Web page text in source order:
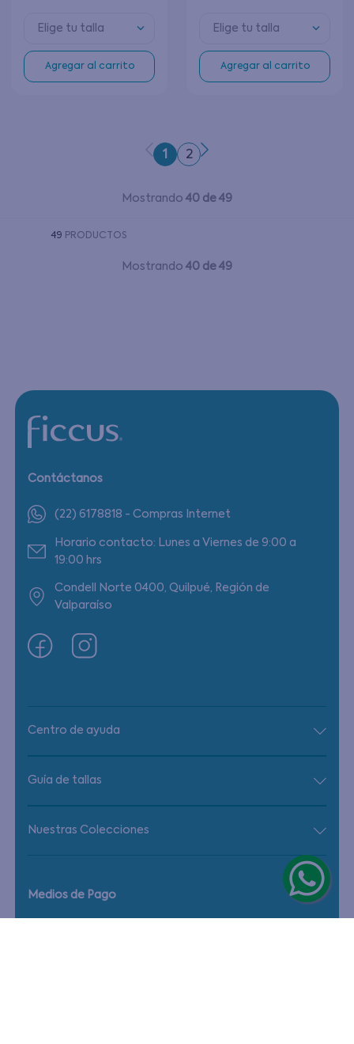
Elige tu talla
Agregar al carrito
Elige tu talla
Agregar al carrito
1 2
Mostrando 40 de 49
49 PRODUCTOS
Mostrando 40 de 49
Contáctanos
(22) 6178818 - Compras Internet
Horario contacto: Lunes a Viernes de 9:00 a
19:00 hrs
Condell Norte 0400, Quilpué, Región de
Valparaíso
Centro de ayuda
Guía de tallas
Nuestras Colecciones
Medios de Pago